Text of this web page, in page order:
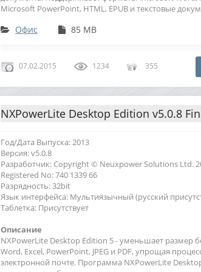
Microsoft PowerPoint, HTML, EPUB и текстовые
Офис 85 MB
07.02.2015 1234 355
NXPowerLite Desktop Edition v5.0.8
Год/Дата Выпуска: 2013
Версия: v5.0.8
Разработчик: Copyright © Neuxpower Solutions Ltd.
Registered No: 740 1339 66
Разрядность: 32bit
Язык интерфейса: Мультиязычный (русский
Таблетка: Присутствует
Описание
NXPowerLite Desktop Edition 5 - уменьшает размер
Word, Excel, PowerPoint, JPEG и PDF, упрощая
электронной почте. Программа NXPowerLite